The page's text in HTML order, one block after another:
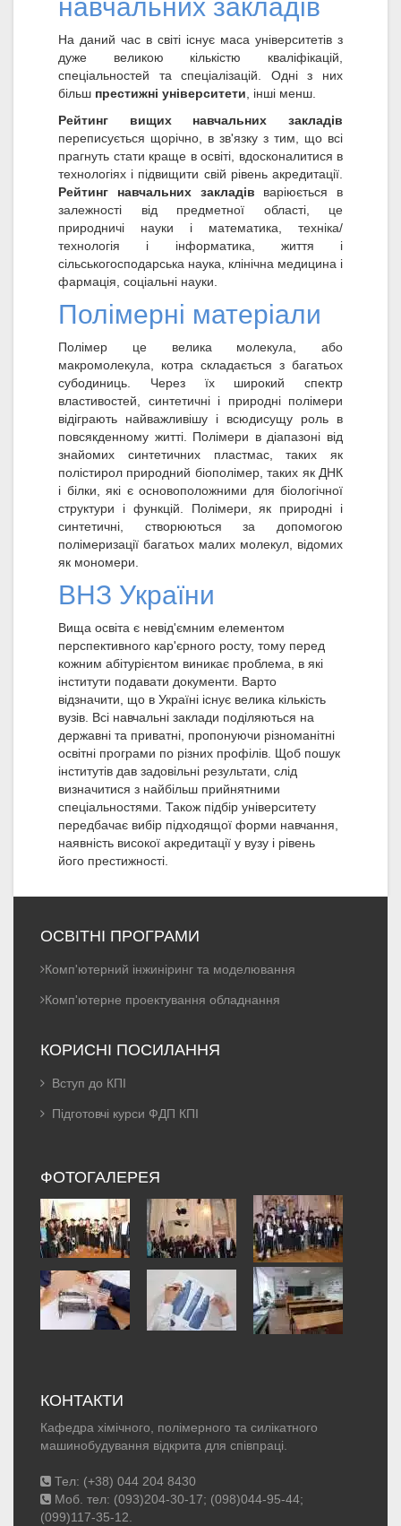
навчальних закладів
На даний час в світі існує маса університетів з
дуже великою кількістю кваліфікацій,
спеціальностей та спеціалізацій. Одні з них
більш престижні університети , інші менш.
Рейтинг вищих навчальних закладів
переписується щорічно, в зв'язку з тим, що всі
прагнуть стати краще в освіті, вдосконалитися в
технологіях і підвищити свій рівень акредитації.
Рейтинг навчальних закладів варіюється в
залежності від предметної області, це
природничі науки і математика, техніка/
технологія і інформатика, життя і
сільськогосподарська наука, клінічна медицина і
фармація, соціальні науки.
Полімерні матеріали
Полімер це велика молекула, або
макромолекула, котра складається з багатьох
субодиниць. Через їх широкий спектр
властивостей, синтетичні і природні полімери
відіграють найважливішу і всюдисущу роль в
повсякденному житті. Полімери в діапазоні від
знайомих синтетичних пластмас, таких як
полістирол природний біополімер, таких як ДНК
і білки, які є основоположними для біологічної
структури і функцій. Полімери, як природні і
синтетичні, створюються за допомогою
полімеризації багатьох малих молекул, відомих
як мономери.
ВНЗ України
Вища освіта є невід'ємним елементом
перспективного кар'єрного росту, тому перед
кожним абітурієнтом виникає проблема, в які
інститути подавати документи. Варто
відзначити, що в Україні існує велика кількість
вузів. Всі навчальні заклади поділяються на
державні та приватні, пропонуючи різноманітні
освітні програми по різних профілів. Щоб пошук
інститутів дав задовільні результати, слід
визначитися з найбільш прийнятними
спеціальностями. Також підбір університету
передбачає вибір підходящої форми навчання,
наявність високої акредитації у вузу і рівень
його престижності.
ОСВІТНІ ПРОГРАМИ
Комп'ютерний інжиніринг та моделювання
Комп'ютерне проектування обладнання
КОРИСНІ ПОСИЛАННЯ
Вступ до КПІ
Підготовчі курси ФДП КПІ
ФОТОГАЛЕРЕЯ
КОНТАКТИ
Кафедра хімічного, полімерного та силікатного
машинобудування відкрита для співпраці.
Тел: (+38) 044 204 8430
Моб. тел: (093)204-30-17; (098)044-95-44;
(099)117-35-12.